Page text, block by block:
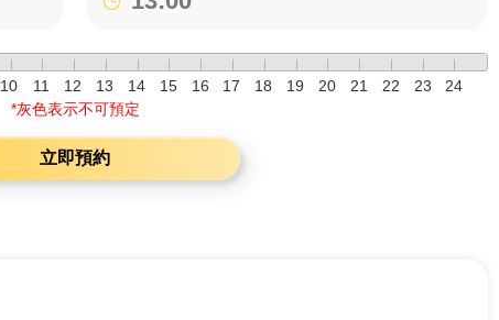
10 11 12 13 14 15 16 17 18 19 20 21 22 23
24
*灰色表示不可預定
立即預約